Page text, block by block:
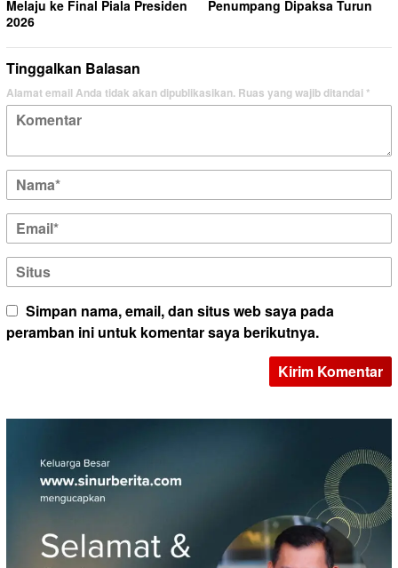
Melaju ke Final Piala Presiden
2026
Penumpang Dipaksa Turun
Tinggalkan Balasan
Alamat email Anda tidak akan dipublikasikan. Ruas yang wajib ditandai*
Simpan nama, email, dan situs web saya pada
peramban ini untuk komentar saya berikutnya.